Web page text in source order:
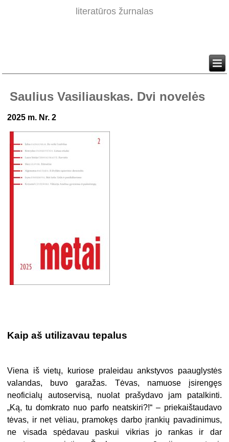
literatūros žurnalas
Saulius Vasiliauskas. Dvi novelės
2025 m. Nr. 2
Kaip aš utilizavau tepalus
Viena iš vietų, kuriose praleidau ankstyvos paauglystės
valandas, buvo garažas. Tėvas, namuose įsirengęs
neoficialų autoservisą, nuolat prašydavo jam patalkinti.
„Ką, tu domkrato nuo parfo neatskiri?!“ – priekaištaudavo
tėvas, ir net vėliau, pramokęs darbo įrankių pavadinimus,
ne visada spėdavau paskui vikrias jo rankas ir dar